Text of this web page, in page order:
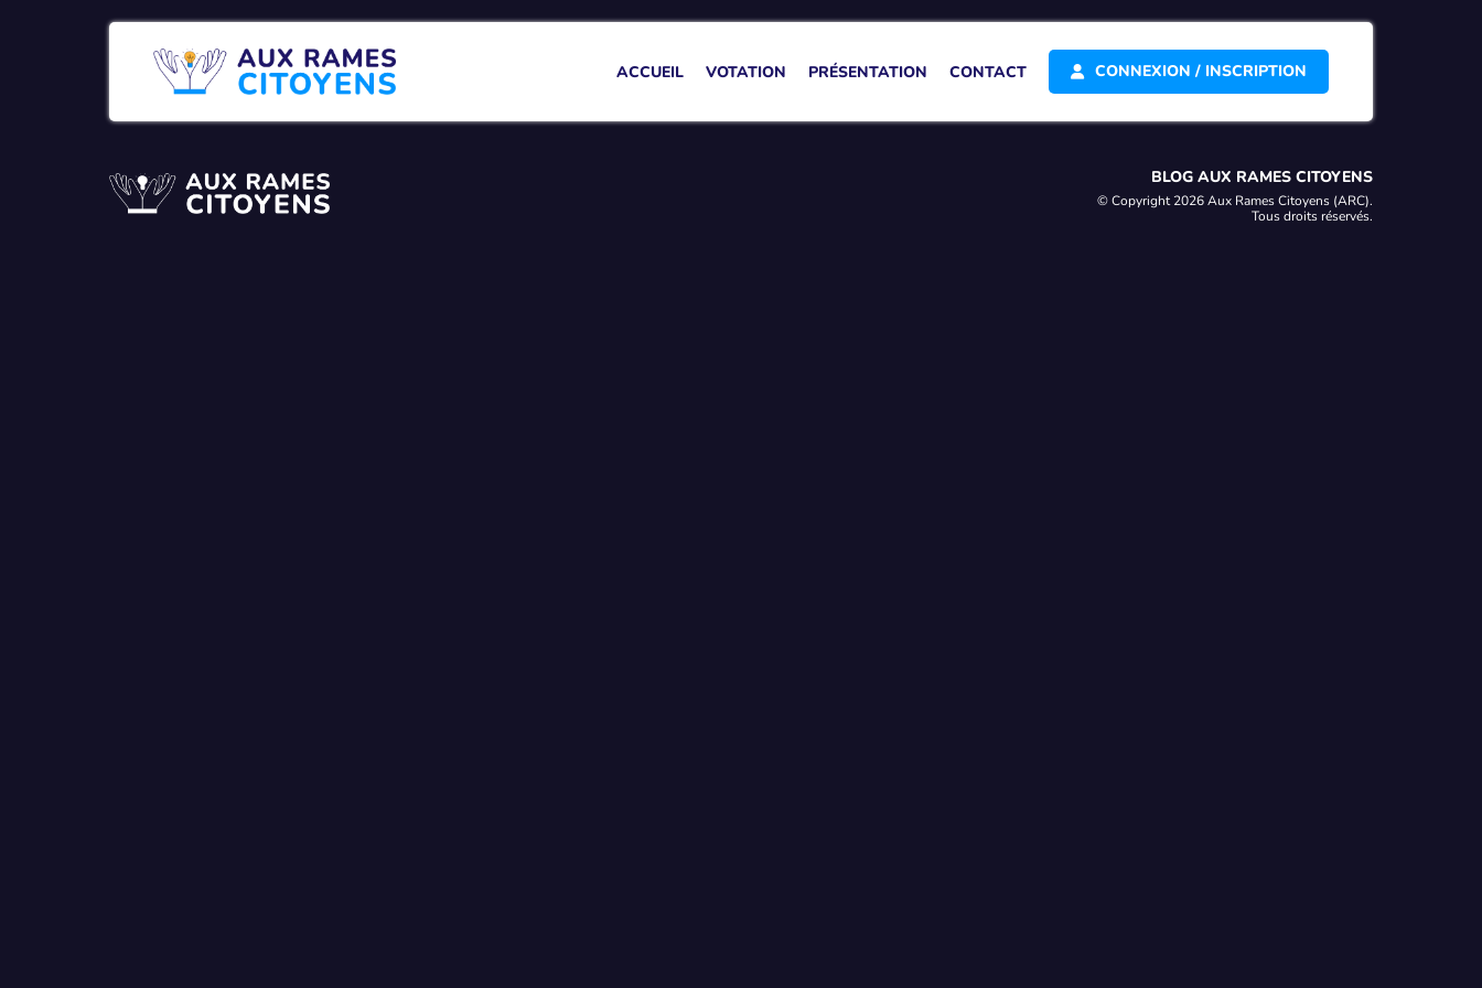
ACCUEIL VOTATION PRÉSENTATION CONTACT CONNEXION / INSCRIPTION
BLOG AUX RAMES CITOYENS
© Copyright 2026 Aux Rames Citoyens (ARC).
Tous droits réservés.